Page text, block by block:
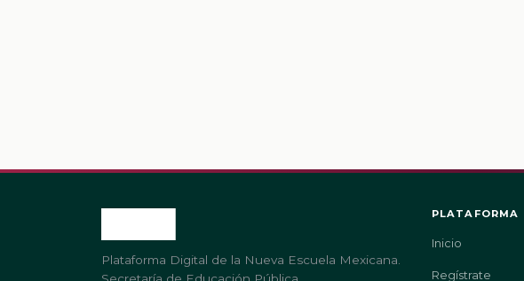
Plataforma Digital de la Nueva Escuela Mexicana.
PLATAFORMA
Inicio
Regístrate